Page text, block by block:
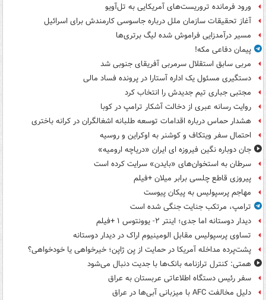
ورود فرمانده تروریست‌های آمریکایی به تل‌آویو
آغاز تحقیقات سازمان ملل درباره جاسوسی کارمندش برای اسرائیل
مسیر درآمدزایی فراموش شده لیگ برتری‌ها
پیمان دفاعی مکه!
مربی سابق استقلال سرمربی آفریقای جنوبی شد
دستگیری مسئول یک اداره آستارا در پرونده فساد مالی
مجتبی جباری تیم جدیدش را انتخاب کرد
روایت رسانه عبری از دخالت آشکار ترامپ در کوبا
هشدار حماس درباره اقدامات توسعه طلبانه اشغالگران در کرانه باختری
احتمال سفر ویتکاف و کوشنر به اوکراین و روسیه
جان دوباره نگین فیروزه ای ایران «دریاچه ارومیه»
سرطان به استخوان‌های «بایدن» سرایت کرده است
پیروزی قاطع چلسی برابر میلان +فیلم
مهاجم پرسپولیس به پیکان پیوست
ترامپ، مرتکب جنایت جنگی شده است
دیدار دوستانه اما جدی؛ اینتر ۲- یوونتوس ۱ +فیلم
تساوی پرسپولیس مقابل الومینیوم اراک در دیدار دوستانه
پشت‌پرده مداخله آمریکا در حمایت از یِن ژاپن؛ خیرخواهی یا خودخواهی؟
همتی: کنترل ترازنامه بانک‌ها با جدیت دنبال می‌شود
سفر رئیس دستگاه اطلاعاتی عربستان به عراق
دلیل مخالفت AFC با میزبانی آبی‌ها در عراق